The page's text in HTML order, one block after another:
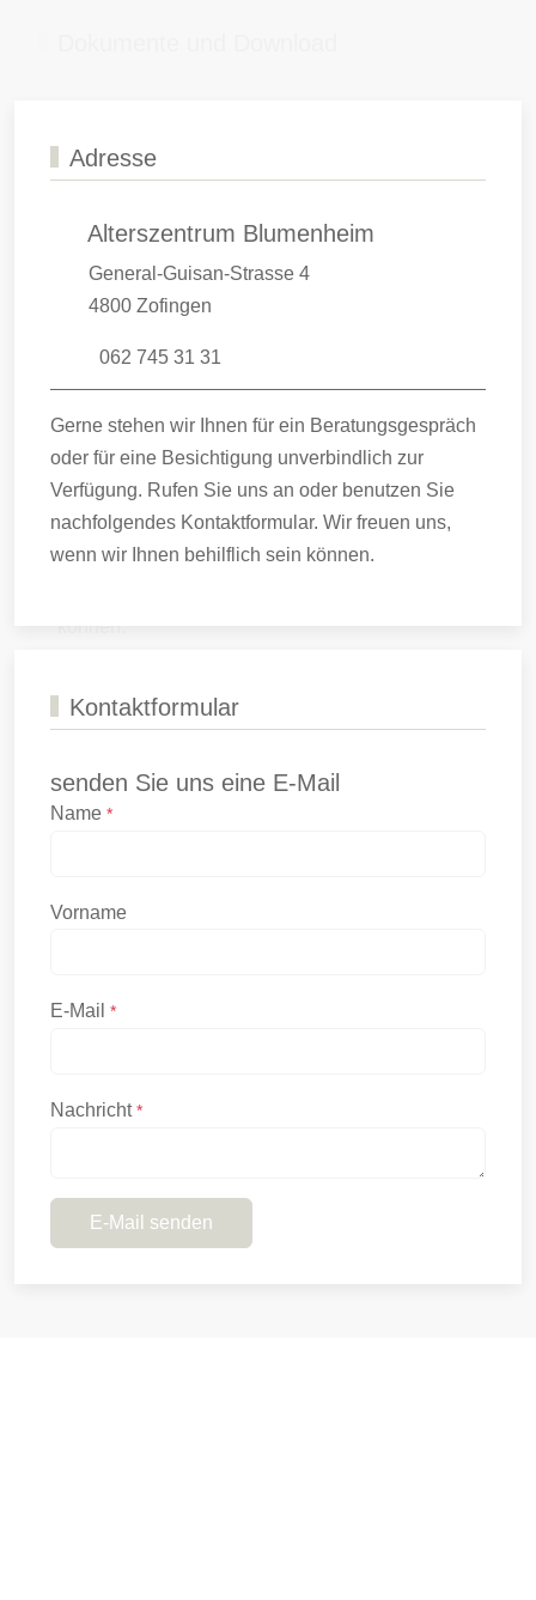
Adresse
Alterszentrum Blumenheim
General-Guisan-Strasse 4
4800 Zofingen
062 745 31 31
Gerne stehen wir Ihnen für ein Beratungsgespräch
oder für eine Besichtigung unverbindlich zur
Verfügung. Rufen Sie uns an oder benutzen Sie
nachfolgendes Kontaktformular. Wir freuen uns,
wenn wir Ihnen behilflich sein können.
Kontaktformular
senden Sie uns eine E-Mail
Name *
Vorname
E-Mail *
Nachricht*
E-Mail senden